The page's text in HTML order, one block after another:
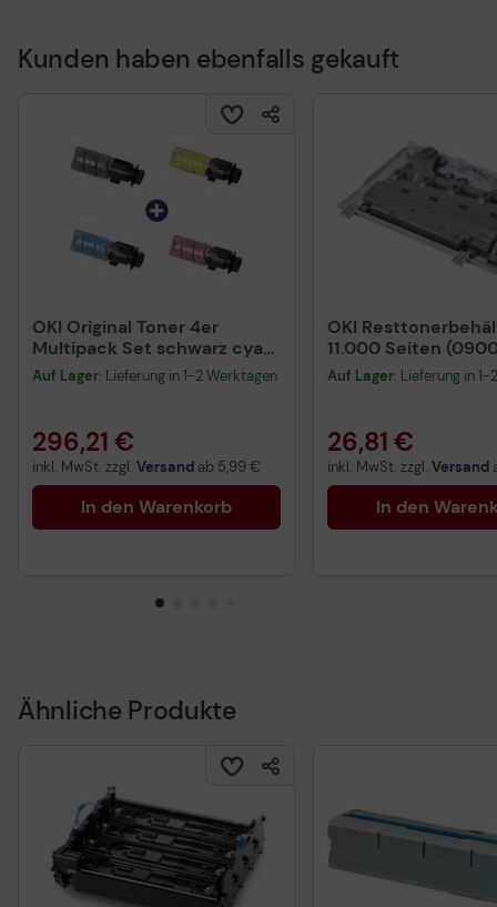
Kunden haben ebenfalls gekauft
OKI Original Toner 4er
Multipack Set schwarz cyan
magenta gelb (09006260
09006261 09006262
Auf Lager: Lieferung in 1-2 Werktagen
296,21 €
inkl. MwSt. zzgl. Versand ab 5,99 €
In den Warenkorb
OKI
11.000 Seiten
Auf Lager: Lieferung in
26,81 €
inkl. MwSt. zzgl. Versand
In den
Ähnliche Produkte